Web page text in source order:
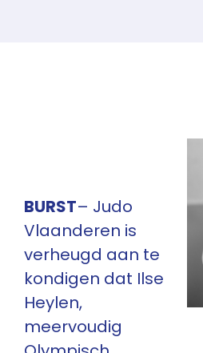
BURST– Judo
Vlaanderen is
verheugd aan te
kondigen dat Ilse
Heylen,
meervoudig